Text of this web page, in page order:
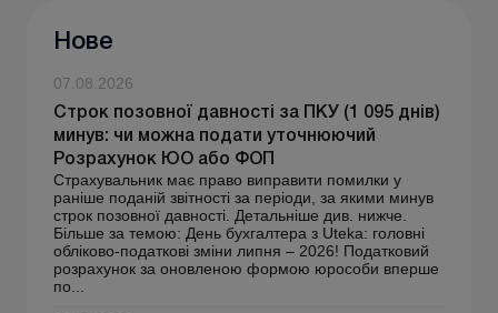
Нове
07.08.2026
Строк позовної давності за ПКУ (1 095 днів)
минув: чи можна подати уточнюючий
Розрахунок ЮО або ФОП
Страхувальник має право виправити помилки у
раніше поданій звітності за періоди, за якими минув
строк позовної давності. Детальніше див. нижче.
Більше за темою: День бухгалтера з Uteka: головні
обліково-податкові зміни липня – 2026! Податковий
розрахунок за оновленою формою юрособи вперше
по...